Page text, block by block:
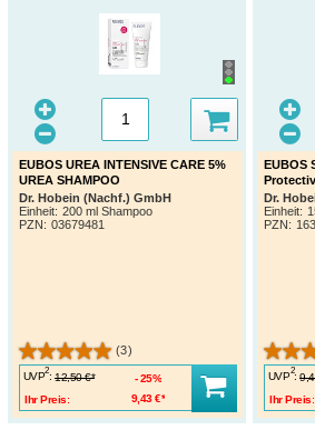
EUBOS UREA INTENSIVE CARE 5%
UREA SHAMPOO
Dr. Hobein (Nachf.) GmbH
Einheit: 200 ml Shampoo
PZN: 03679481
(3)
UVP
2
: 12,50 €*
Ihr Preis:
9,43 €*
25%
EUBOS
Protectiv
Dr.
Einheit:
PZN:
UVP
2
:
Ihr Preis: